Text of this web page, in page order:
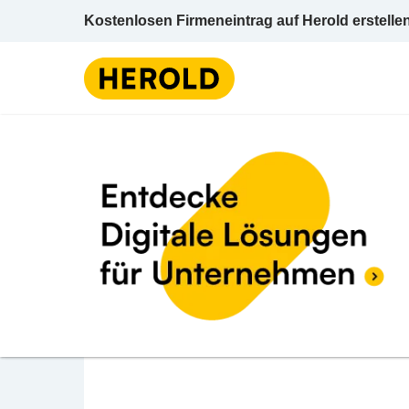
Kostenlosen Firmeneintrag auf Herold
BEWERTUNG ABGEBEN
Holzbau Feuerstein
Am Stein 470 6883 Au Bregenz Vorarlberg
Zimmereien